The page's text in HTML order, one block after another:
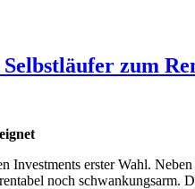
zum
Investments erster Wahl.
noch schwankungsarm.